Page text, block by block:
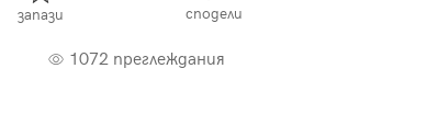
запази сподели
1072 преглеждания